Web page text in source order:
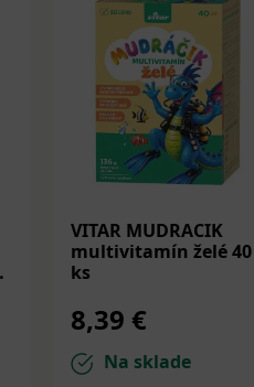
VITAR MUDRACIK
multivitamín želé 40
ks
8,39 €
Na sklade